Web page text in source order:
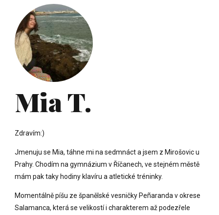
Mia T.
Zdravím:)
Jmenuju se Mia, táhne mi na sedmnáct a jsem z Mirošovic u
Prahy. Chodím na gymnázium v Říčanech, ve stejném městě
mám pak taky hodiny klavíru a atletické tréninky.
Momentálně píšu ze španělské vesničky Peñaranda v okrese
Salamanca, která se velikostí i charakterem až podezřele